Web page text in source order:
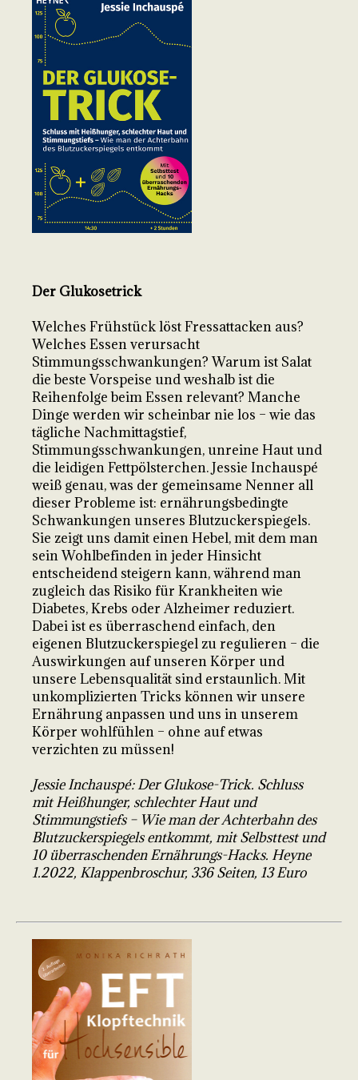
Der Glukosetrick
Welches Frühstück löst Fressattacken aus?
Welches Essen verursacht
Stimmungsschwankungen? Warum ist Salat
die beste Vorspeise und weshalb ist die
Reihenfolge beim Essen relevant? Manche
Dinge werden wir scheinbar nie los – wie das
tägliche Nachmittagstief,
Stimmungsschwankungen, unreine Haut und
die leidigen Fettpölsterchen. Jessie Inchauspé
weiß genau, was der gemeinsame Nenner all
dieser Probleme ist: ernährungsbedingte
Schwankungen unseres Blutzuckerspiegels.
Sie zeigt uns damit einen Hebel, mit dem man
sein Wohlbefinden in jeder Hinsicht
entscheidend steigern kann, während man
zugleich das Risiko für Krankheiten wie
Diabetes, Krebs oder Alzheimer reduziert.
Dabei ist es überraschend einfach, den
eigenen Blutzuckerspiegel zu regulieren – die
Auswirkungen auf unseren Körper und
unsere Lebensqualität sind erstaunlich. Mit
unkomplizierten Tricks können wir unsere
Ernährung anpassen und uns in unserem
Körper wohlfühlen – ohne auf etwas
verzichten zu müssen!
Jessie Inchauspé: Der Glukose-Trick. Schluss
mit Heißhunger, schlechter Haut und
Stimmungstiefs – Wie man der Achterbahn des
Blutzuckerspiegels entkommt, mit Selbsttest und
10 überraschenden Ernährungs-Hacks. Heyne
1.2022, Klappenbroschur, 336 Seiten, 13 Euro